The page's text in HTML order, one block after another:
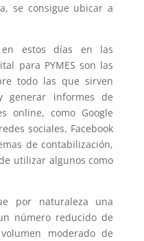
se consigue ubicar a
estos días en las
para PYMES son las
todo las que sirven
generar informes de
online, como Google
sociales, Facebook
de contabilización,
utilizar algunos como
por naturaleza una
número reducido de
moderado de